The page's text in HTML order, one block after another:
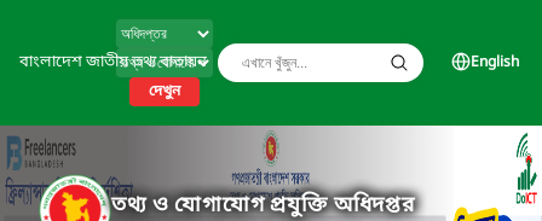
বাংলাদেশ জাতীয় তথ্য বাতায়ন
দেখুন
English
তথ্য ও যোগাযোগ প্রযুক্তি অধিদপ্তর